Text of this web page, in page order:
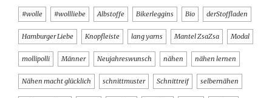
#wolle #wollliebe Albstoffe Bikerleggins Bio derStoffladen
Hamburger Liebe Knopfleiste lang yarns Mantel ZsaZsa Modal
mollipolli Männer Neujahreswunsch nähen nähen lernen
Nähen macht glücklich schnittmuster Schnittreif selbernähen